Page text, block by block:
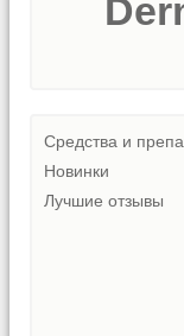
Средства и
Новинки
Лучшие отзывы